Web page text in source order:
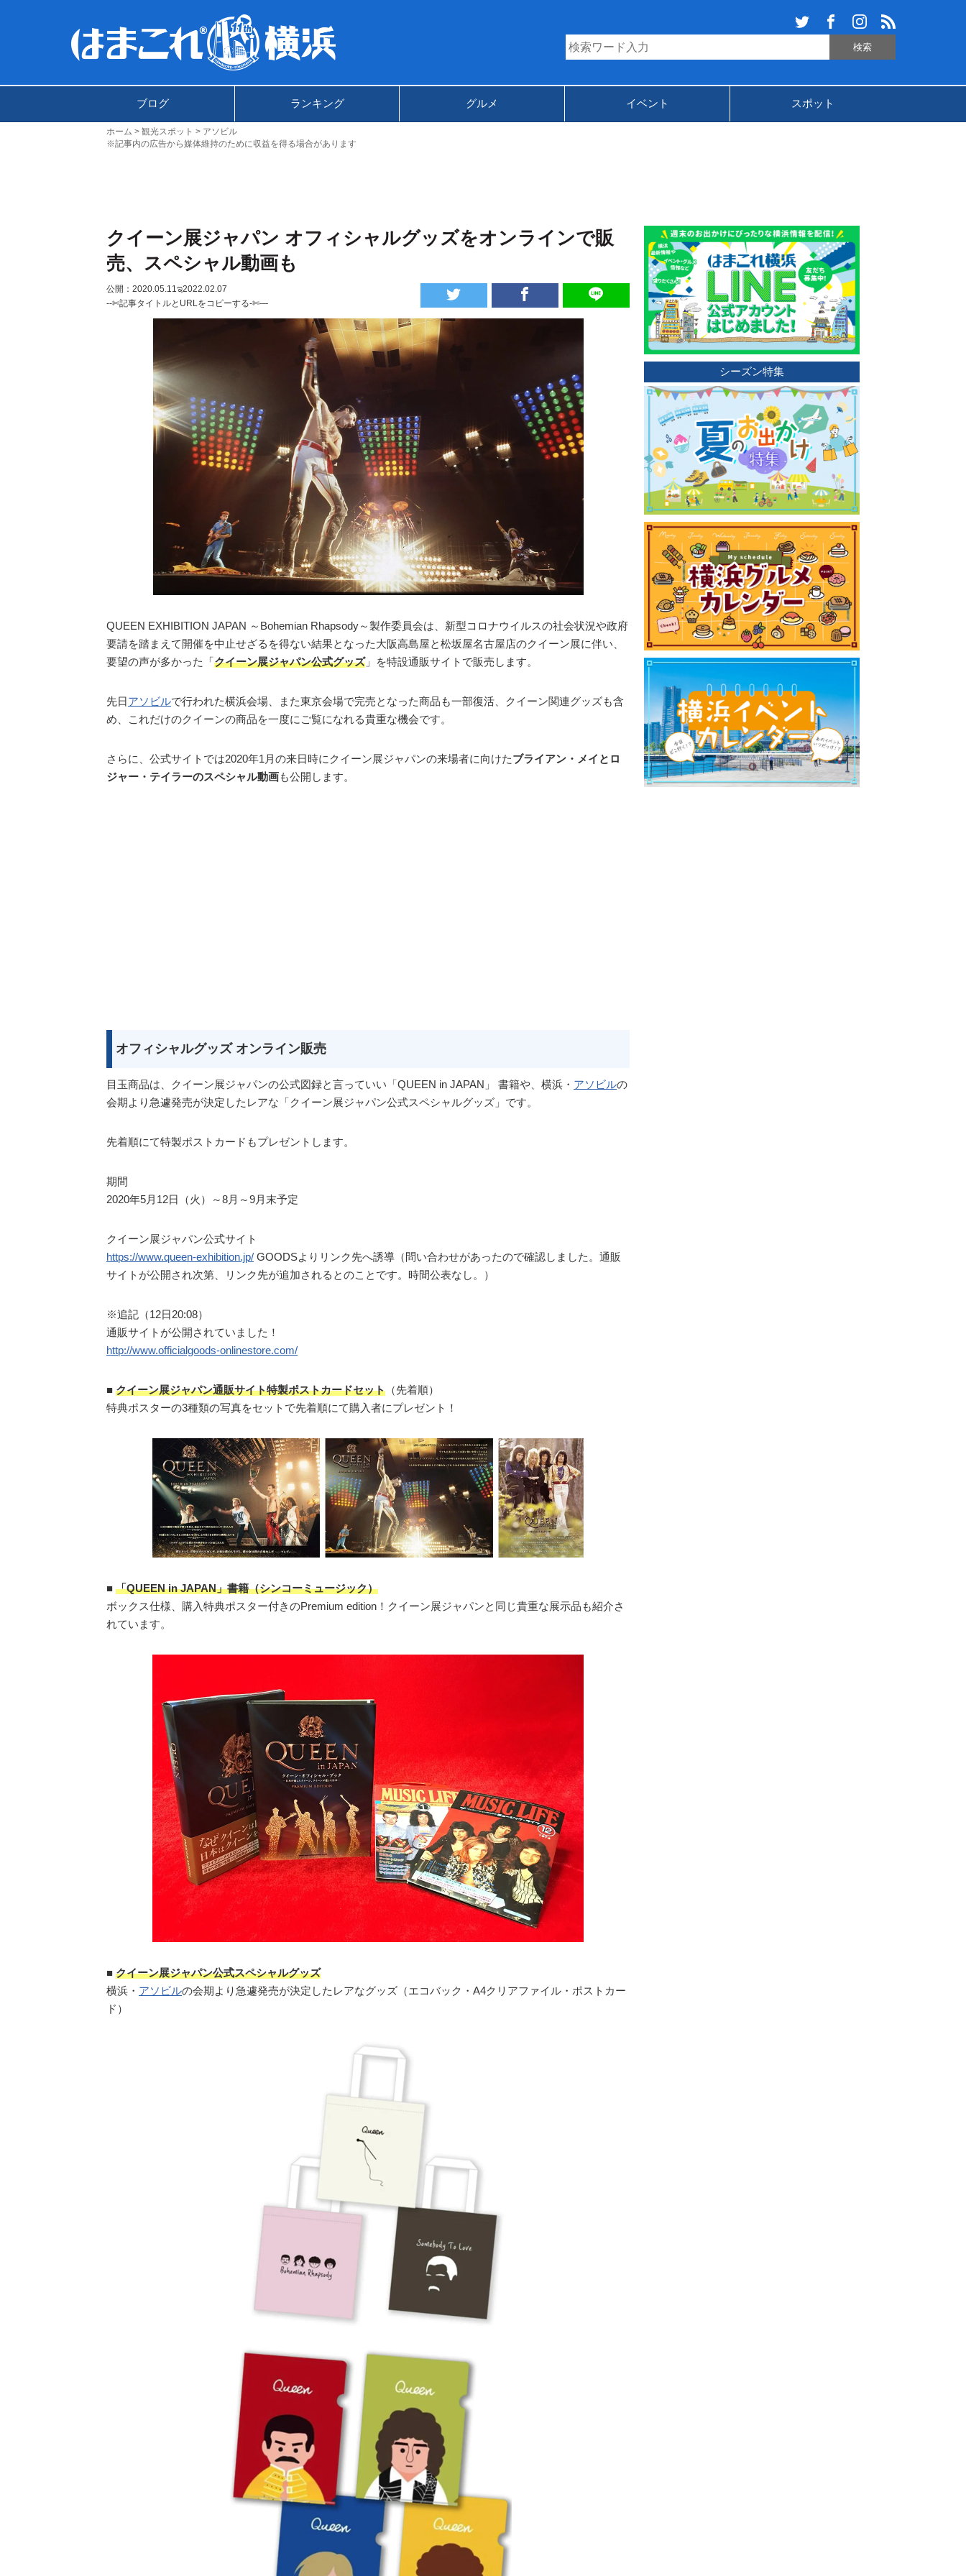
ブログ ランキング グルメ イベント スポット
ホーム 観光スポット
アソビル
※記事内の広告から媒体維持のために収益を得る場合があります
クイーン展ジャパン オフィシャルグッズをオンラインで販
売、スペシャル動画も
公開：2020.05.11 ಇ2022.02.07
--✄記事タイトルとURLをコピーする-✄—
QUEEN EXHIBITION JAPAN ～Bohemian Rhapsody～製作委員会は、新型コロナウイルスの社会状況や政府
要請を踏まえて開催を中止せざるを得ない結果となった大阪高島屋と松坂屋名古屋店のクイーン展に伴い、
要望の声が多かった「クイーン展ジャパン公式グッズ」を特設通販サイトで販売します。
先日アソビルで行われた横浜会場、また東京会場で完売となった商品も一部復活、クイーン関連グッズも含
め、これだけのクイーンの商品を一度にご覧になれる貴重な機会です。
さらに、公式サイトでは2020年1月の来日時にクイーン展ジャパンの来場者に向けたブライアン・メイとロ
ジャー・テイラーのスペシャル動画も公開します。
オフィシャルグッズ オンライン販売
目玉商品は、クイーン展ジャパンの公式図録と言っていい「QUEEN in JAPAN」 書籍や、横浜・ アソビルの
会期より急遽発売が決定したレアな「クイーン展ジャパン公式スペシャルグッズ」です。
先着順にて特製ポストカードもプレゼントします。
期間
2020年5月12日（火）～8月～9月末予定
クイーン展ジャパン公式サイト
https://www.queen-exhibition.jp/ GOODSよりリンク先へ誘導（問い合わせがあったので確認しました。通販
サイトが公開され次第、リンク先が追加されるとのことです。時間公表なし。）
※追記（12日20:08）
通販サイトが公開されていました！
http://www.officialgoods-onlinestore.com/
■ クイーン展ジャパン通販サイト特製ポストカードセット （先着順）
特典ポスターの3種類の写真をセットで先着順にて購入者にプレゼント！
■ 「QUEEN in JAPAN」書籍（シンコーミュージック）
ボックス仕様、購入特典ポスター付きのPremium edition！クイーン展ジャパンと同じ貴重な展示品も紹介さ
れています。
■ クイーン展ジャパン公式スペシャルグッズ
横浜・ アソビルの会期より急遽発売が決定したレアなグッズ（エコバック・A4クリアファイル・ポストカー
ド）
シーズン特集